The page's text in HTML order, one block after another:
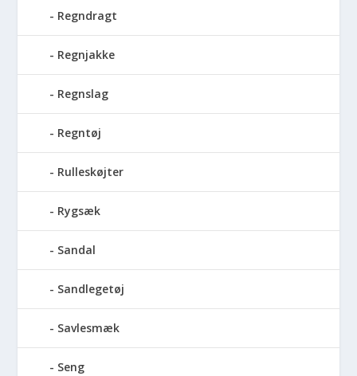
Regndragt
Regnjakke
Regnslag
Regntøj
Rulleskøjter
Rygsæk
Sandal
Sandlegetøj
Savlesmæk
Seng